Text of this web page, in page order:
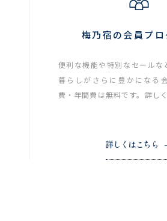
梅乃宿の会員プロ
便利な機能や特別なセールな
暮らしがさらに豊かになる
費・年間費は無料です。詳し
詳しくはこちら